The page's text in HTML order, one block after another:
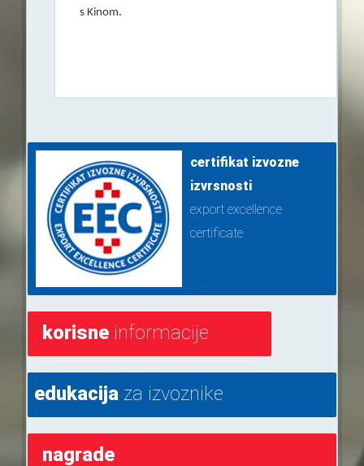
s Kinom.
certifikat izvozne
izvrsnosti
export excellence
certificate
korisneinformacije
edukacijaza izvoznike
nagrade